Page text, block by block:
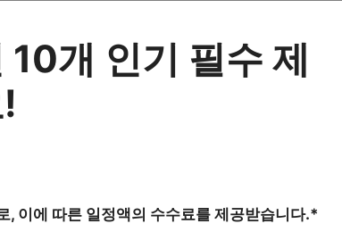
개 인기 필수 제
이에 따른 일정액의 수수료를 제공받습니다.*